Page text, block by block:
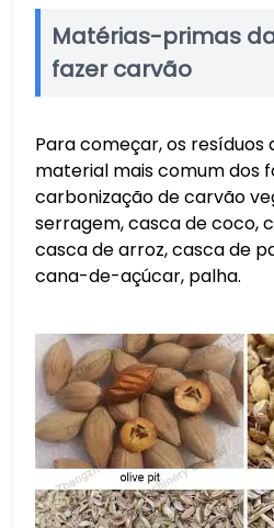
Matérias-primas
fazer carvão
Para começar, os resíduos
material mais comum dos
carbonização de carvão
serragem, casca de coco,
casca de arroz, casca de
cana-de-açúcar, palha.